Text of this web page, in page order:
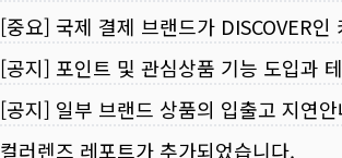
[중요] 국제 결제 브랜드가 DISCOVER
[공지] 포인트 및 관심상품 기능 도입과
[공지] 일부 브랜드 상품의 입출고 지연
컬러렌즈 레포트가 추가되었습니다.